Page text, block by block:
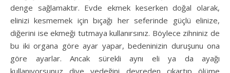
denge sağlamaktır. Evde ekmek keserken doğal olarak,
elinizi kesmemek için bıçağı her seferinde güçlü elinize,
diğerini ise ekmeği tutmaya kullanırsınız. Böylece zihniniz de
bu iki organa göre ayar yapar, bedeninizin duruşunu ona
göre ayarlar. Ancak sürekli aynı eli ya da ayağı
kullanıyorsunuz diye yedeğini devreden çıkartıp ölüme